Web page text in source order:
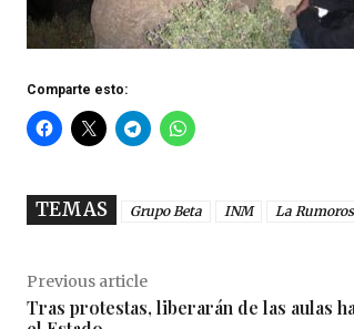
Comparte esto:
TEMAS Grupo Beta INM La
Previous article
Tras protestas, liberarán de las aulas